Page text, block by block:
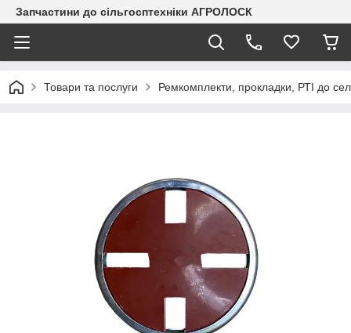
Запчастини до сільгосптехніки АГРОЛОСК
Товари та послуги Ремкомплекти, прокладки, РТІ до